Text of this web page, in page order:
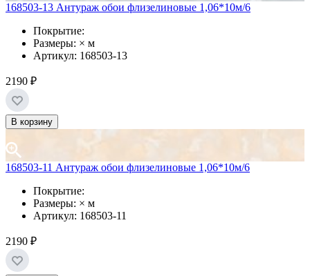
168503-13 Антураж обои флизелиновые 1,06*10м/6
Покрытие:
Размеры: × м
Артикул: 168503-13
2190 ₽
В корзину
168503-11 Антураж обои флизелиновые 1,06*10м/6
Покрытие:
Размеры: × м
Артикул: 168503-11
2190 ₽